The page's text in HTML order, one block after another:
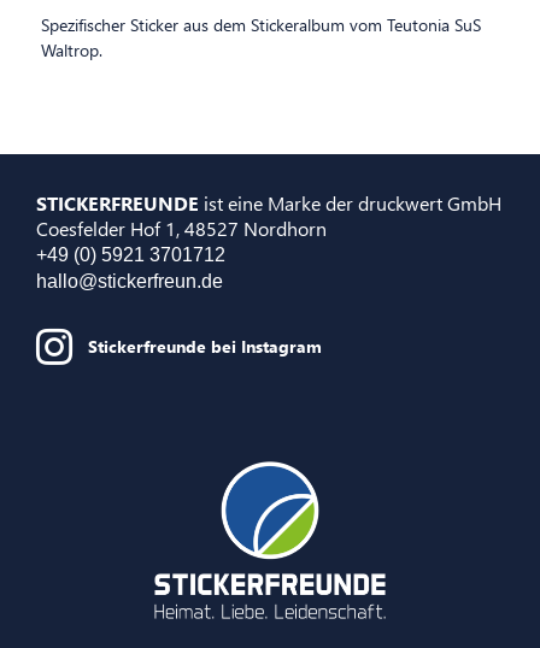
Spezifischer Sticker aus dem Stickeralbum vom Teutonia SuS
Waltrop.
STICKERFREUNDE ist eine Marke der druckwert GmbH
Coesfelder Hof 1, 48527 Nordhorn
+49 (0) 5921 3701712
hallo@stickerfreun.de
Stickerfreunde bei Instagram